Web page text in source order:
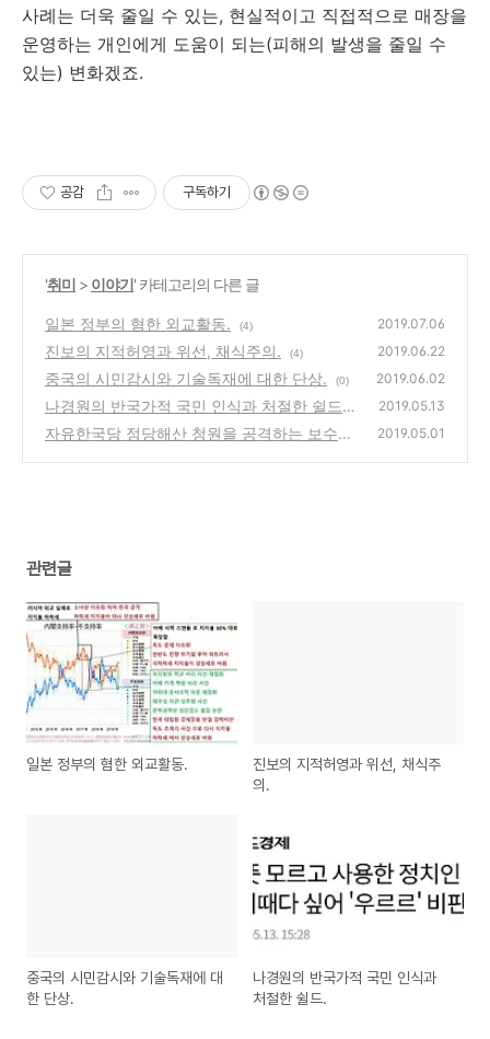
사례는 더욱 줄일 수 있는, 현실적이고 직접적으로 매장을
운영하는 개인에게 도움이 되는(피해의 발생을 줄일 수
있는) 변화겠죠.
공감 구독하기
'취미 > 이야기' 카테고리의 다른 글
일본 정부의 혐한 외교활동. (4) 2019.07.06
진보의 지적허영과 위선, 채식주의. (4) 2019.06.22
중국의 시민감시와 기술독재에 대한 단상. (0) 2019.06.02
나경원의 반국가적 국민 인식과 처절한 쉴드.
(0)
2019.05.13
자유한국당 정당해산 청원을 공격하는 보수의
2019.05.01
관련글
일본 정부의 혐한 외교활동.
진보의 지적허영과 위선, 채식주
의.
중국의 시민감시와 기술독재에 대
한 단상.
나경원의 반국가적 국민 인식과
처절한 쉴드.